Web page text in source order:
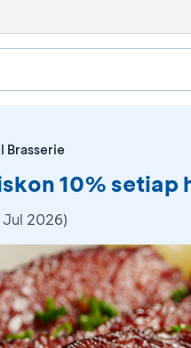
Brasserie
10% setiap
2026)